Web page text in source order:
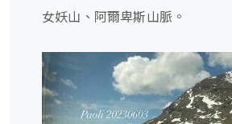
女妖山、阿爾卑斯山脈。